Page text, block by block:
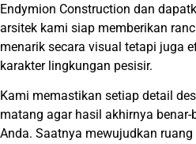
Endymion Construction dan
arsitek kami siap memberikan
menarik secara visual tetapi juga
karakter lingkungan pesisir.
Kami memastikan setiap detail
matang agar hasil akhirnya
Anda. Saatnya mewujudkan